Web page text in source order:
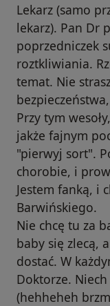
Lekarz (samo
lekarz). Pan Dr
poprzedniczek
roztkliwiania.
temat. Nie
Przy tym
jakże fajnym
"pierwyj sort".
chorobie, i
Jestem fanką, i
Barwińskiego.
Nie chcę tu za
baby się zlecą,
dostać. W
Doktorze.
(hehheheh